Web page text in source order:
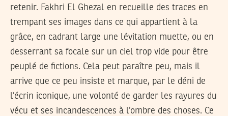
retenir. Fakhri El Ghezal en recueille des traces en
trempant ses images dans ce qui appartient à la
grâce, en cadrant large une lévitation muette, ou en
desserrant sa focale sur un ciel trop vide pour être
peuplé de fictions. Cela peut paraître peu, mais il
arrive que ce peu insiste et marque, par le déni de
l’écrin iconique, une volonté de garder les rayures du
vécu et ses incandescences à l’ombre des choses. Ce